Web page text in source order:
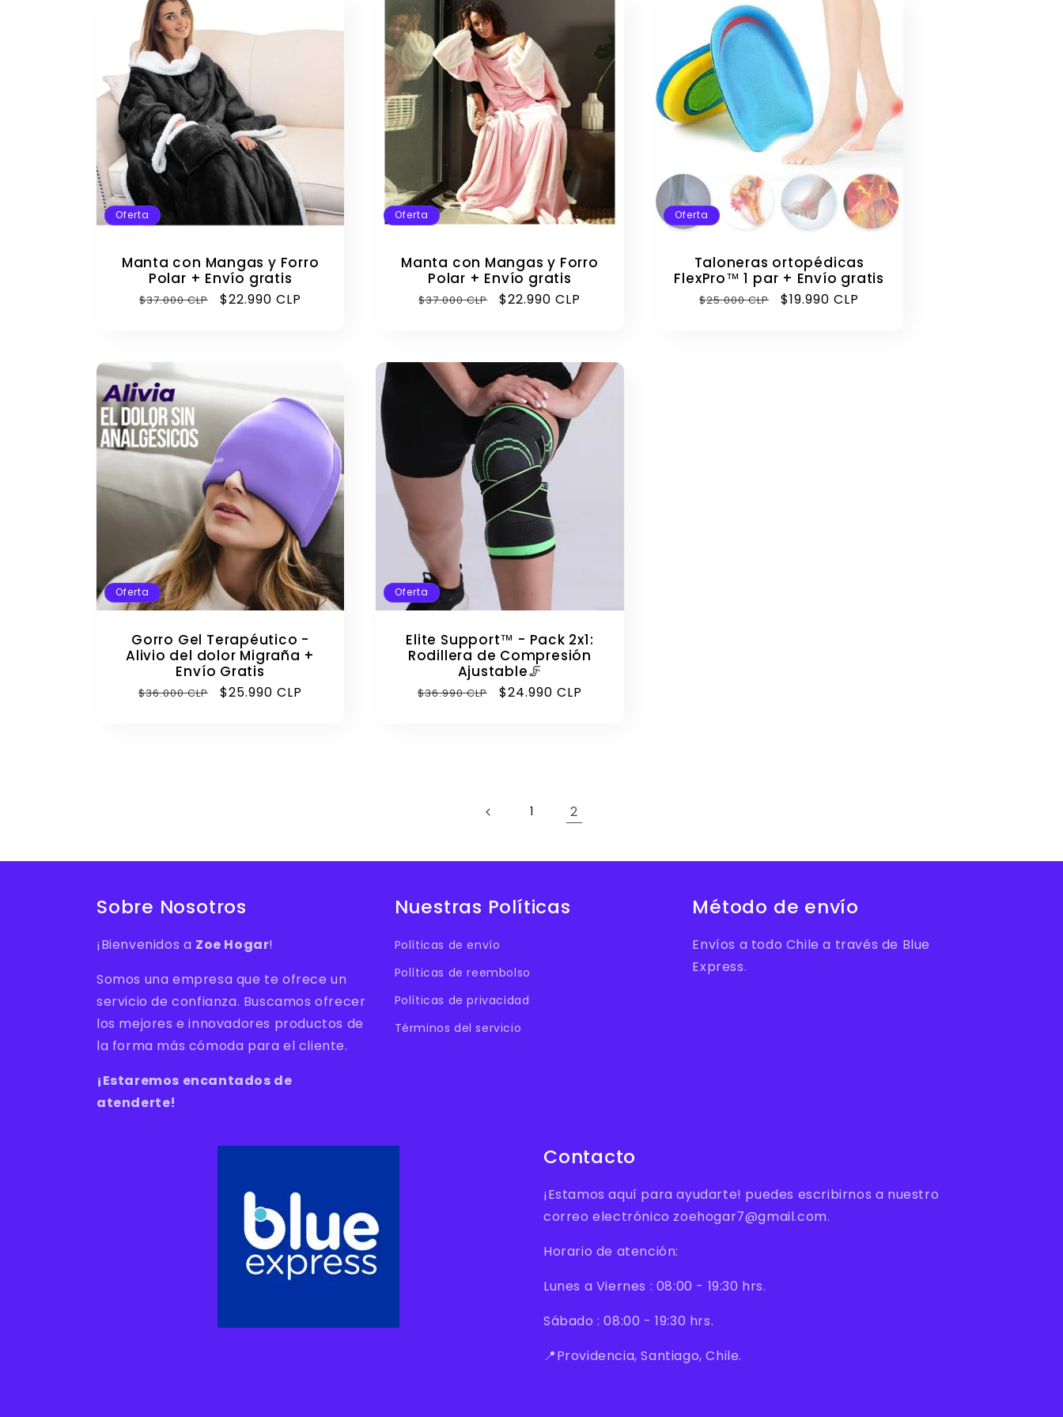
c
c
i
ó
n
Oferta
Manta con Mangas y Forro
Polar + Envío gratis
Precio
$37.000 CLP
Precio
$22.990 CLP
Oferta
Manta con Mangas y Forro
Polar + Envío gratis
Precio
$37.000 CLP
Precio
$22.990 CLP
Oferta
Taloneras ortopédicas
FlexPro™ 1 par + Envío gratis
Precio
$25.000 CLP
Precio
$19.990 CLP
Oferta
Gorro Gel Terapéutico -
Alivio del dolor Migraña +
Envío Gratis
Precio
$36.000 CLP
Precio
$25.990 CLP
Oferta
Elite Support™ - Pack 2x1:
Rodillera de Compresión
Ajustable🦵
Precio
$36.990 CLP
Precio
$24.990 CLP
1 2
Sobre Nosotros
¡Bienvenidos a Zoe Hogar!
Somos una empresa que te ofrece un
servicio de confianza. Buscamos ofrecer
los mejores e innovadores productos de
la forma más cómoda para el cliente.
¡Estaremos encantados de
atenderte!
Nuestras Políticas
Políticas de envío
Políticas de reembolso
Políticas de privacidad
Términos del servicio
Método de envío
Envíos a todo Chile a través de Blue
Express.
Contacto
¡Estamos aquí para ayudarte! puedes escribirnos a nuestro
correo electrónico zoehogar7@gmail.com.
Horario de atención:
Lunes a Viernes : 08:00 - 19:30 hrs.
Sábado : 08:00 - 19:30 hrs.
📍Providencia, Santiago, Chile.